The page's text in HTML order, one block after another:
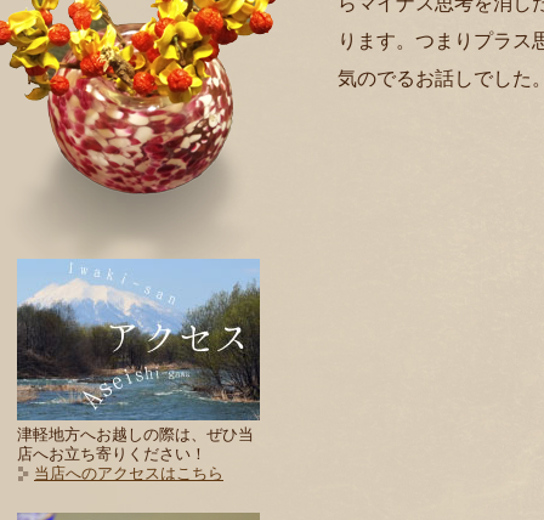
津軽地方へお越しの際は、ぜひ当
店へお立ち寄りください！
当店へのアクセスはこちら
ります。つまりプラス
気のでるお話しでした